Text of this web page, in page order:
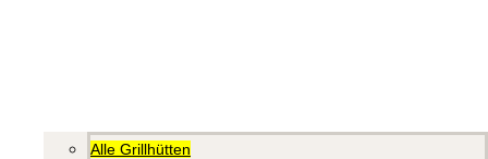
Alle Grillhütten